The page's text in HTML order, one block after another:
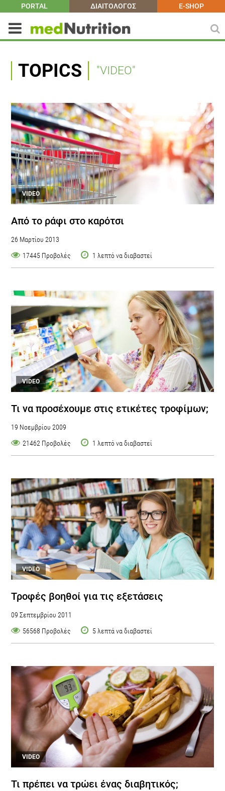
PORTAL ΔΙΑΙΤΟΛΟΓΟΣ E-SHOP
TOPICS "VIDEO"
VIDEO
Aπό το ράφι στο καρότσι
26 Μαρτίου 2013
17445 Προβολές
1 λεπτό να διαβαστεί
VIDEO
Τι να προσέχουμε στις ετικέτες τροφίμων;
19 Νοεμβρίου 2009
21462 Προβολές
1 λεπτό να διαβαστεί
VIDEO
Τροφές βοηθοί για τις εξετάσεις
09 Σεπτεμβρίου 2011
56568 Προβολές
5 λεπτά να διαβαστεί
VIDEO
Τι πρέπει να τρώει ένας διαβητικός;